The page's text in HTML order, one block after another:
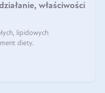
właściwości
lipidowych
diety.